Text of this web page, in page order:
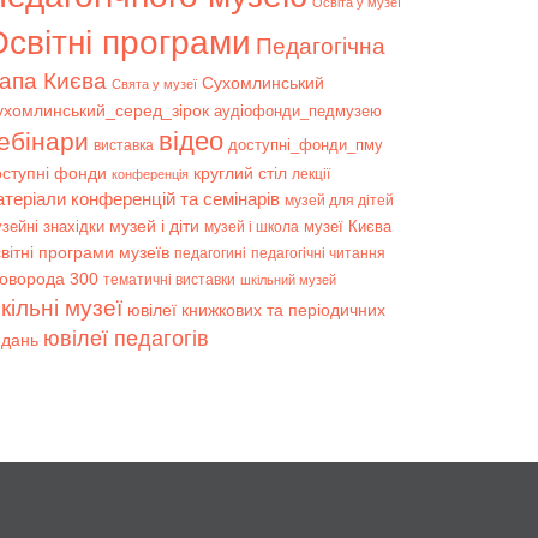
програми Педагогічна
Києва Свята у музеї Сухомлинський
аудіофонди_педмузею
виставка відео доступні_фонди_пму
фонди конференція круглий стіл лекції
конференцій та семінарів музей для дітей
знахідки музей і діти музей і школа музеї Києва
програми музеїв педагогині педагогічні читання
300 тематичні виставки шкільний музей
музеї ювілеї книжкових та періодичних
ювілеї педагогів